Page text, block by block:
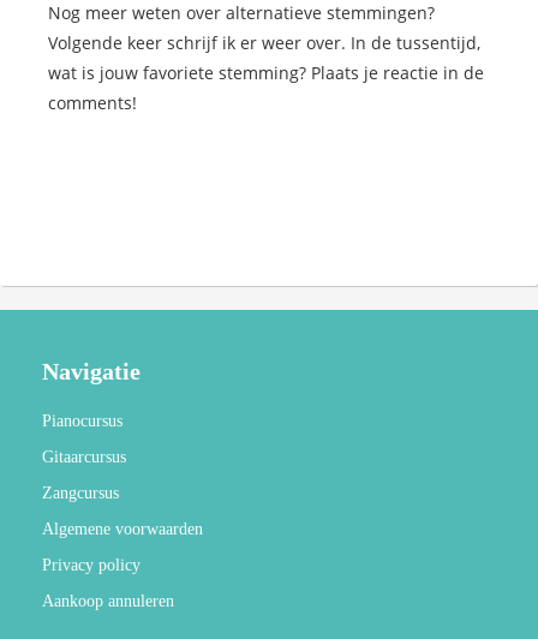
Nog meer weten over alternatieve stemmingen?
Volgende keer schrijf ik er weer over. In de tussentijd,
wat is jouw favoriete stemming? Plaats je reactie in de
comments!
Navigatie
Pianocursus
Gitaarcursus
Zangcursus
Algemene voorwaarden
Privacy policy
Aankoop annuleren